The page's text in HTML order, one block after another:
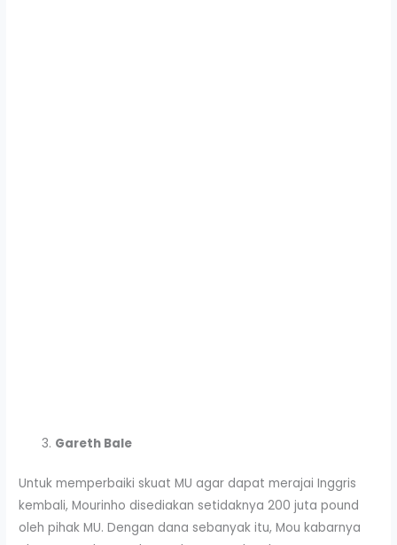
Gareth Bale
Untuk memperbaiki skuat MU agar dapat merajai Inggris
kembali, Mourinho disediakan setidaknya 200 juta pound
oleh pihak MU. Dengan dana sebanyak itu, Mou kabarnya